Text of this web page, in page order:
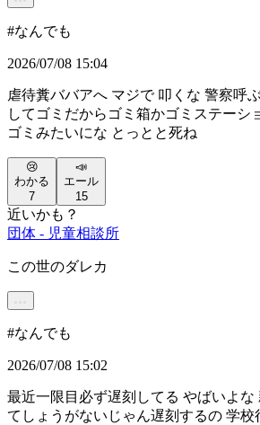
#なんでも
2026/07/08 15:04
虐待糞ババアへ マジで 叩くな 警察呼
してゴミだからゴミ箱かゴミステーシ
ゴミみたいにな とっとと死ね
😢
わかる
7
📣
エール
15
近いかも？
団体 - 児童相談所
この世のダレカ
#なんでも
2026/07/08 15:02
最近一限目必ず遅刻してる やばいよな
てしょうがないじゃん遅刻するの 学